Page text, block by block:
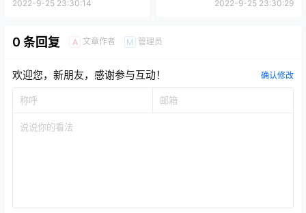
2022-9-25 23:30:14 2022-9-25 23:30:29
0 条回复 A 文章作者 M 管理员
欢迎您，新朋友，感谢参与互动！ 确认修改